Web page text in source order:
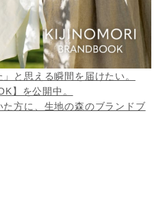
と思える瞬間を届けたい。
】を公開中。
方に、生地の森のブランドブ